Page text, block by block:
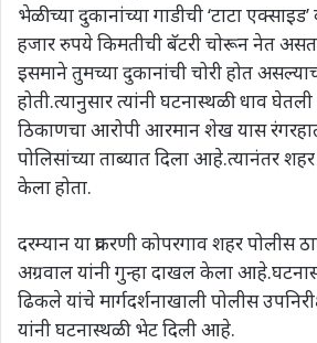
भेळीच्या दुकानांच्या गाडीची ‘टाटा
हजार रुपये किमतीची बॅटरी चोरून नेत
इसमाने तुमच्या दुकानांची चोरी होत
होती.त्यानुसार त्यांनी घटनास्थळी धाव
ठिकाणचा आरोपी आरमान शेख यास
पोलिसांच्या ताब्यात दिला आहे.त्यानंतर
केला होता.
दरम्यान या प्रकरणी कोपरगाव शहर पोलीस
अग्रवाल यांनी गुन्हा दाखल केला
ढिकले यांचे मार्गदर्शनाखाली पोलीस
यांनी घटनास्थळी भेट दिली आहे.